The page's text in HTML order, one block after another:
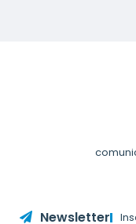
Newsletter